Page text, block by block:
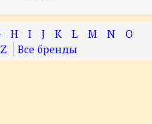
H I J K L M N
O
Z